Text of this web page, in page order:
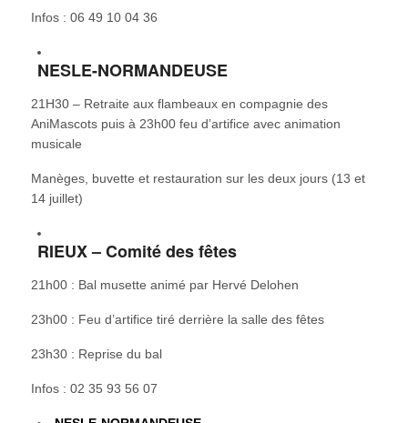
Infos : 06 49 10 04 36
NESLE-NORMANDEUSE
21H30 – Retraite aux flambeaux en compagnie des
AniMascots puis à 23h00 feu d’artifice avec animation
musicale
Manèges, buvette et restauration sur les deux jours (13 et
14 juillet)
RIEUX – Comité des fêtes
21h00 : Bal musette animé par Hervé Delohen
23h00 : Feu d’artifice tiré derrière la salle des fêtes
23h30 : Reprise du bal
Infos : 02 35 93 56 07